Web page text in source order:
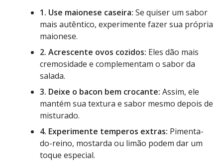
1. Use maionese caseira: Se quiser um sabor
mais autêntico, experimente fazer sua própria
maionese.
2. Acrescente ovos cozidos: Eles dão mais
cremosidade e complementam o sabor da
salada.
3. Deixe o bacon bem crocante: Assim, ele
mantém sua textura e sabor mesmo depois de
misturado.
4. Experimente temperos extras: Pimenta-
do-reino, mostarda ou limão podem dar um
toque especial.